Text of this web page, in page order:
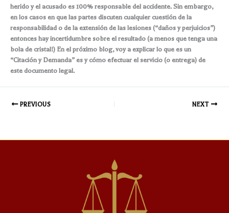
herido y el acusado es 100% responsable del accidente. Sin embargo,
en los casos en que las partes discuten cualquier cuestión de la
responsabilidad o de la extensión de las lesiones (“daños y perjuicios”)
entonces hay incertidumbre sobre el resultado (a menos que tenga una
bola de cristal!) En el próximo blog, voy a explicar lo que es un
“Citación y Demanda” es y cómo efectuar el servicio (o entrega) de
este documento legal.
PREVIOUS NEXT